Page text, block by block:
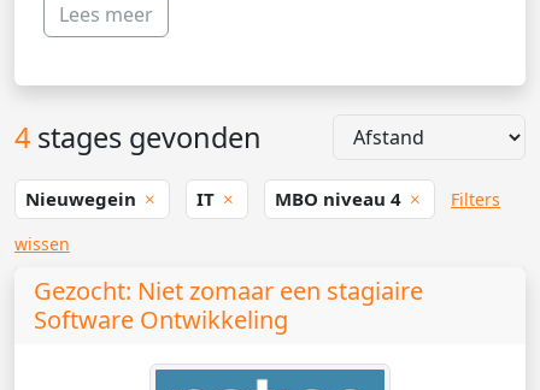
Lees meer
4 stages gevonden
Nieuwegein IT MBO niveau 4
Filters
wissen
Gezocht: Niet zomaar een stagiaire
Software Ontwikkeling